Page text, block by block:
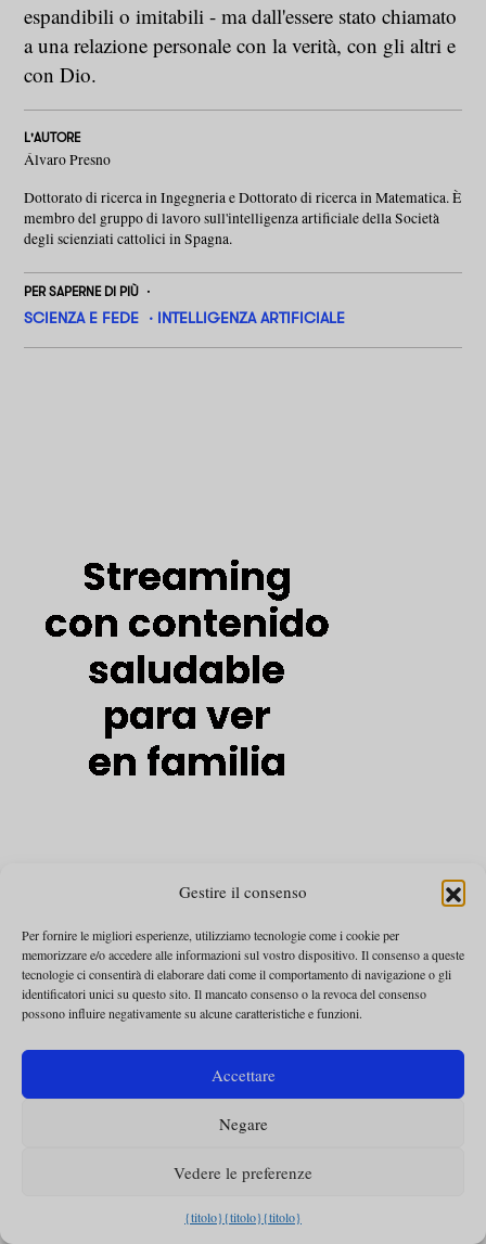
Gestire il consenso
Per fornire le migliori esperienze, utilizziamo tecnologie come i cookie per
memorizzare e/o accedere alle informazioni sul vostro dispositivo. Il consenso a queste
tecnologie ci consentirà di elaborare dati come il comportamento di navigazione o gli
identificatori unici su questo sito. Il mancato consenso o la revoca del consenso
possono influire negativamente su alcune caratteristiche e funzioni.
Accettare
Negare
Vedere le preferenze
{titolo}{titolo}{titolo}
espandibili o imitabili - ma dall'essere stato chiamato
a una relazione personale con la verità, con gli altri e
con Dio.
L'AUTORE
Álvaro Presno
Dottorato di ricerca in Ingegneria e Dottorato di ricerca in Matematica. È
membro del gruppo di lavoro sull'intelligenza artificiale della Società
degli scienziati cattolici in Spagna.
PER SAPERNE DI PIÙ
SCIENZA E FEDE INTELLIGENZA ARTIFICIALE